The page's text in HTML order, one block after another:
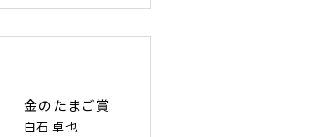
金のたまご賞
白石 卓也